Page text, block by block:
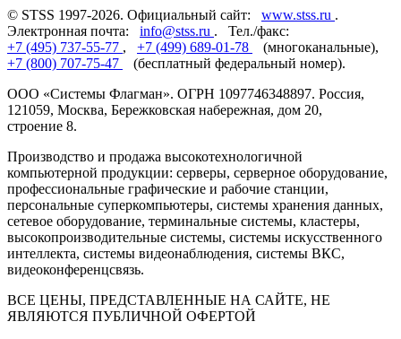
© STSS 1997-2026. Официальный сайт: www.stss.ru .
Электронная почта: info@stss.ru . Тел./факс:
+7 (495) 737-55-77 , +7 (499) 689-01-78
(многоканальные),
+7 (800) 707-75-47
(бесплатный федеральный номер).
ООО «Системы Флагман». ОГРН 1097746348897. Россия,
121059, Москва, Бережковская набережная, дом 20,
строение 8.
Производство и продажа высокотехнологичной
компьютерной продукции: серверы, серверное оборудование,
профессиональные графические и рабочие станции,
персональные суперкомпьютеры, системы хранения данных,
сетевое оборудование, терминальные системы, кластеры,
высокопроизводительные системы, системы искусственного
интеллекта, системы видеонаблюдения, системы ВКС,
видеоконференцсвязь.
ВСЕ ЦЕНЫ, ПРЕДСТАВЛЕННЫЕ НА САЙТЕ, НЕ
ЯВЛЯЮТСЯ ПУБЛИЧНОЙ ОФЕРТОЙ